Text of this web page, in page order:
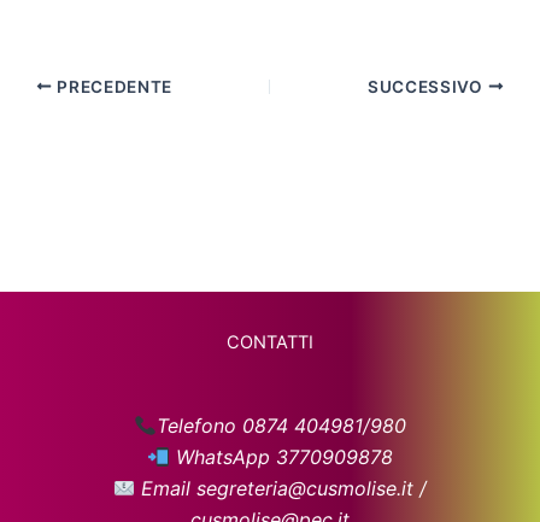
PRECEDENTE SUCCESSIVO
CONTATTI
Telefono 0874 404981/980
WhatsApp 3770909878
Email segreteria@cusmolise.it /